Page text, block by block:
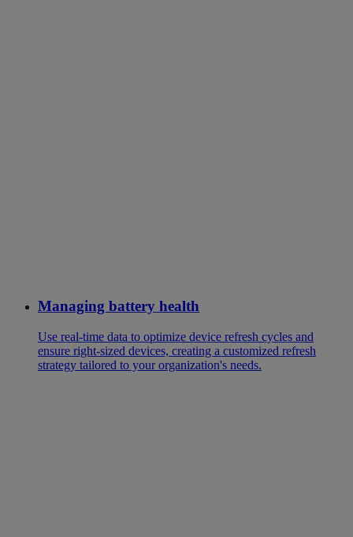
Managing battery health
Use real-time data to optimize device refresh cycles and
ensure right-sized devices, creating a customized refresh
strategy tailored to your organization's needs.